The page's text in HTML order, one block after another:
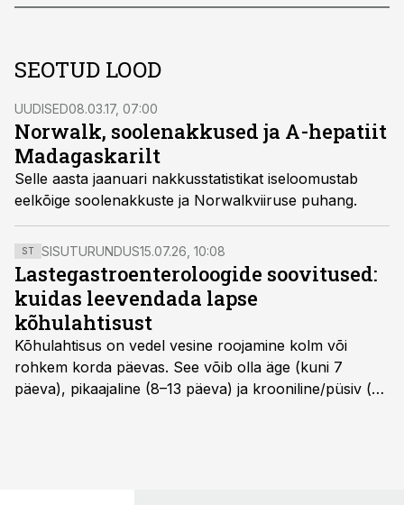
SEOTUD LOOD
UUDISED08.03.17, 07:00
Norwalk, soolenakkused ja A-hepatiit
Madagaskarilt
Selle aasta jaanuari nakkusstatistikat iseloomustab
eelkõige soolenakkuste ja Norwalkviiruse puhang.
ST SISUTURUNDUS15.07.26, 10:08
Lastegastroenteroloogide soovitused:
kuidas leevendada lapse
kõhulahtisust
Kõhulahtisus on vedel vesine roojamine kolm või
rohkem korda päevas. See võib olla äge (kuni 7
päeva), pikaajaline (8–13 päeva) ja krooniline/püsiv (>